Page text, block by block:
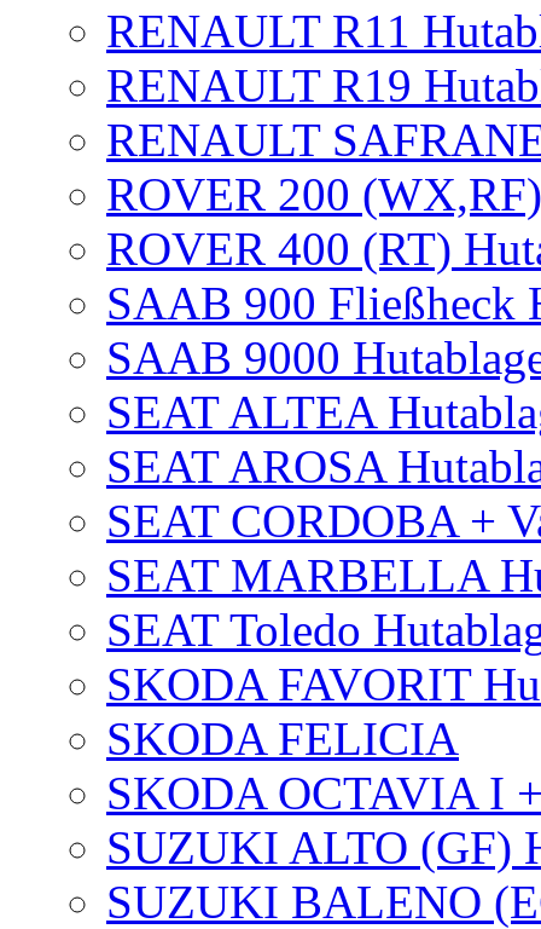
RENAULT R11
RENAULT R19
RENAULT
ROVER 200
ROVER 400 (RT)
SAAB 900 Fließheck
SAAB 9000
SEAT ALTEA
SEAT AROSA
SEAT CORDOBA +
SEAT MARBELLA
SEAT Toledo
SKODA FAVORIT
SKODA FELICIA
SKODA OCTAVIA I
SUZUKI ALTO (GF)
SUZUKI BALENO